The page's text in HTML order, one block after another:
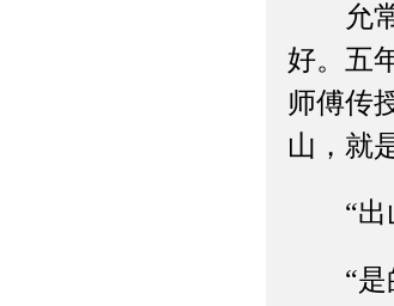
允常
好。五
师傅传
山，就
“出山
“是的